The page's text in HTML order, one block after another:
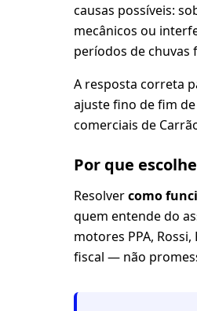
causas possíveis:
mecânicos ou
períodos de chuvas
A resposta correta
ajuste fino de fim
comerciais de
Por que
Resolvercomo
quem entende do
motores PPA,
fiscal — não